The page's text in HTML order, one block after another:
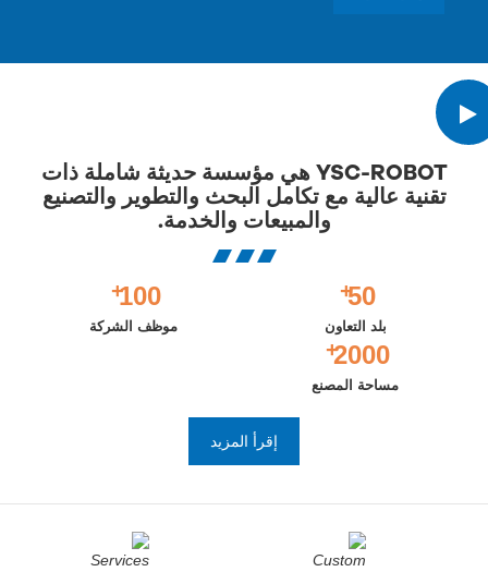
YSC-ROBOT هي مؤسسة حديثة شاملة ذات
تقنية عالية مع تكامل البحث والتطوير والتصنيع
والمبيعات والخدمة.
50
+
بلد التعاون
100
+
موظف الشركة
2000
+
مساحة المصنع
إقرأ المزيد